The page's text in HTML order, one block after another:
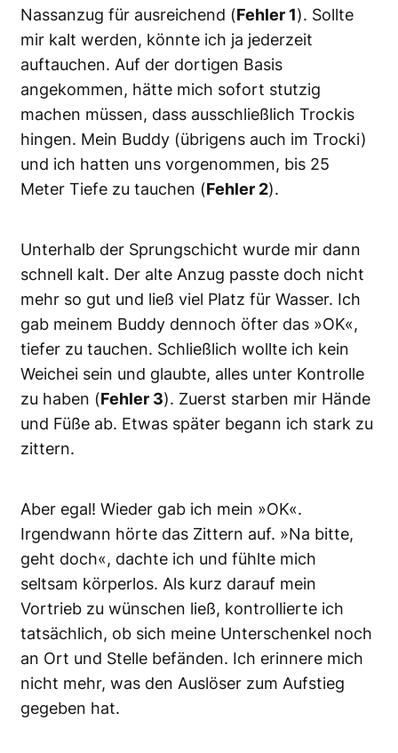
Nassanzug für ausreichend (Fehler 1). Sollte
mir kalt werden, könnte ich ja jederzeit
auftauchen. Auf der dortigen Basis
angekommen, hätte mich sofort stutzig
machen müssen, dass ausschließlich Trockis
hingen. Mein Buddy (übrigens auch im Trocki)
und ich hatten uns vorgenommen, bis 25
Meter Tiefe zu tauchen (Fehler 2).
Unterhalb der Sprungschicht wurde mir dann
schnell kalt. Der alte Anzug passte doch nicht
mehr so gut und ließ viel Platz für Wasser. Ich
gab meinem Buddy dennoch öfter das »OK«,
tiefer zu tauchen. Schließlich wollte ich kein
Weichei sein und glaubte, alles unter Kontrolle
zu haben (Fehler 3). Zuerst starben mir Hände
und Füße ab. Etwas später begann ich stark zu
zittern.
Aber egal! Wieder gab ich mein »OK«.
Irgendwann hörte das Zittern auf. »Na bitte,
geht doch«, dachte ich und fühlte mich
seltsam körperlos. Als kurz darauf mein
Vortrieb zu wünschen ließ, kontrollierte ich
tatsächlich, ob sich meine Unterschenkel noch
an Ort und Stelle befänden. Ich erinnere mich
nicht mehr, was den Auslöser zum Aufstieg
gegeben hat.